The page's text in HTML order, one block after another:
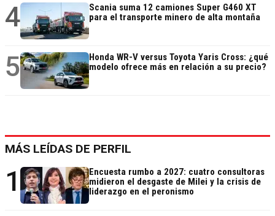
4
Scania suma 12 camiones Super G460 XT
para el transporte minero de alta montaña
5
Honda WR-V versus Toyota Yaris Cross: ¿qué
modelo ofrece más en relación a su precio?
MÁS LEÍDAS DE PERFIL
1
Encuesta rumbo a 2027: cuatro consultoras
midieron el desgaste de Milei y la crisis de
liderazgo en el peronismo